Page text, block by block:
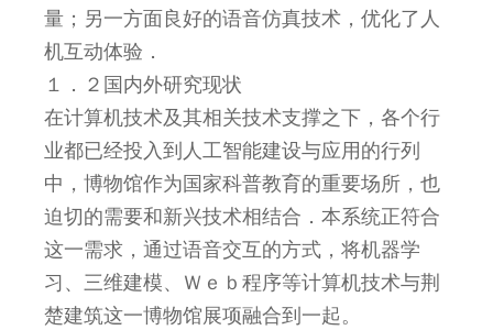
量；另一方面良好的语音仿真技术，优化了人
机互动体验．
１．２国内外研究现状
在计算机技术及其相关技术支撑之下，各个行
业都已经投入到人工智能建设与应用的行列
中，博物馆作为国家科普教育的重要场所，也
迫切的需要和新兴技术相结合．本系统正符合
这一需求，通过语音交互的方式，将机器学
习、三维建模、Ｗｅｂ程序等计算机技术与荆
楚建筑这一博物馆展项融合到一起。